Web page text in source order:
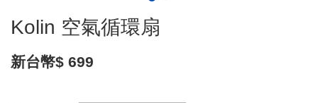
Kolin 空氣循環扇
新台幣$ 699